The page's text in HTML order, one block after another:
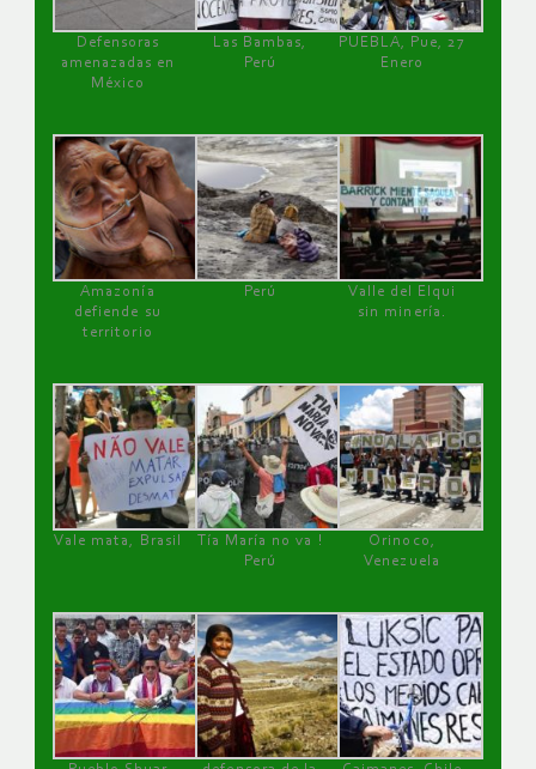
Defensoras
amenazadas en
México
Las Bambas,
Perú
PUEBLA, Pue, 27
Enero
Amazonía
defiende su
territorio
Perú
Valle del Elqui
sin minería.
Vale mata, Brasil
Tía María no va !
Perú
Orinoco,
Venezuela